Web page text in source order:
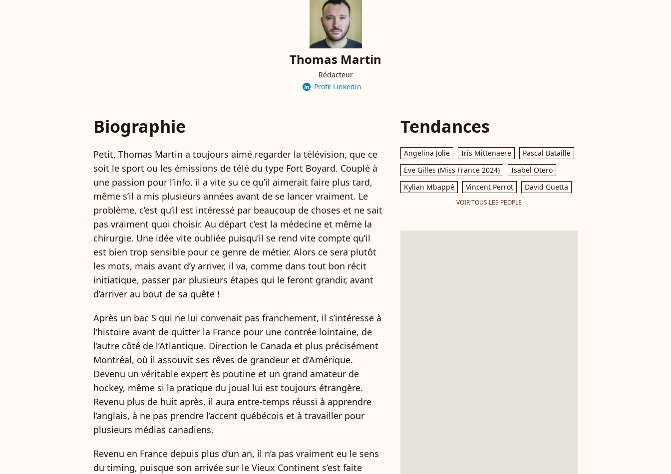
Thomas Martin
Rédacteur
Profil Linkedin
Biographie
Petit, Thomas Martin a toujours aimé regarder la télévision, que ce
soit le sport ou les émissions de télé du type Fort Boyard. Couplé à
une passion pour l’info, il a vite su ce qu’il aimerait faire plus tard,
même s’il a mis plusieurs années avant de se lancer vraiment. Le
problème, c’est qu’il est intéressé par beaucoup de choses et ne sait
pas vraiment quoi choisir. Au départ c’est la médecine et même la
chirurgie. Une idée vite oubliée puisqu’il se rend vite compte qu’il
est bien trop sensible pour ce genre de métier. Alors ce sera plutôt
les mots, mais avant d’y arriver, il va, comme dans tout bon récit
initiatique, passer par plusieurs étapes qui le feront grandir, avant
d’arriver au bout de sa quête !
Après un bac S qui ne lui convenait pas franchement, il s’intéresse à
l’histoire avant de quitter la France pour une contrée lointaine, de
l’autre côté de l’Atlantique. Direction le Canada et plus précisément
Montréal, où il assouvit ses rêves de grandeur et d’Amérique.
Devenu un véritable expert ès poutine et un grand amateur de
hockey, même si la pratique du joual lui est toujours étrangère.
Revenu plus de huit après, il aura entre-temps réussi à apprendre
l’anglais, à ne pas prendre l’accent québécois et à travailler pour
plusieurs médias canadiens.
Revenu en France depuis plus d’un an, il n’a pas vraiment eu le sens
du timing, puisque son arrivée sur le Vieux Continent s’est faite
Tendances
Angelina Jolie Iris Mittenaere
Pascal Bataille
Eve Gilles (Miss France 2024)
Isabel Otero
Kylian Mbappé
Vincent Perrot David Guetta
VOIR TOUS LES PEOPLE